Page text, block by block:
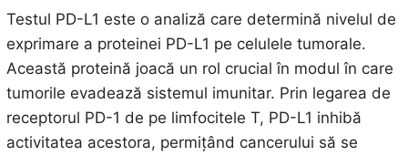
Testul PD-L1 este o analiză care determină nivelul de
exprimare a proteinei PD-L1 pe celulele tumorale.
Această proteină joacă un rol crucial în modul în care
tumorile evadează sistemul imunitar. Prin legarea de
receptorul PD-1 de pe limfocitele T, PD-L1 inhibă
activitatea acestora, permițând cancerului să se